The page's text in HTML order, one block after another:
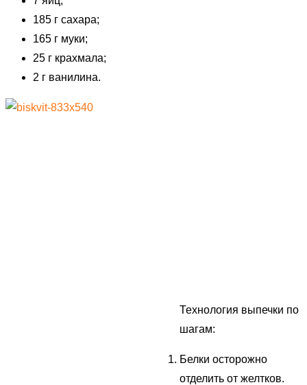
185 г сахара;
165 г муки;
25 г крахмала;
2 г ванилина.
Технология выпечки по
шагам:
Белки осторожно
отделить от желтков.